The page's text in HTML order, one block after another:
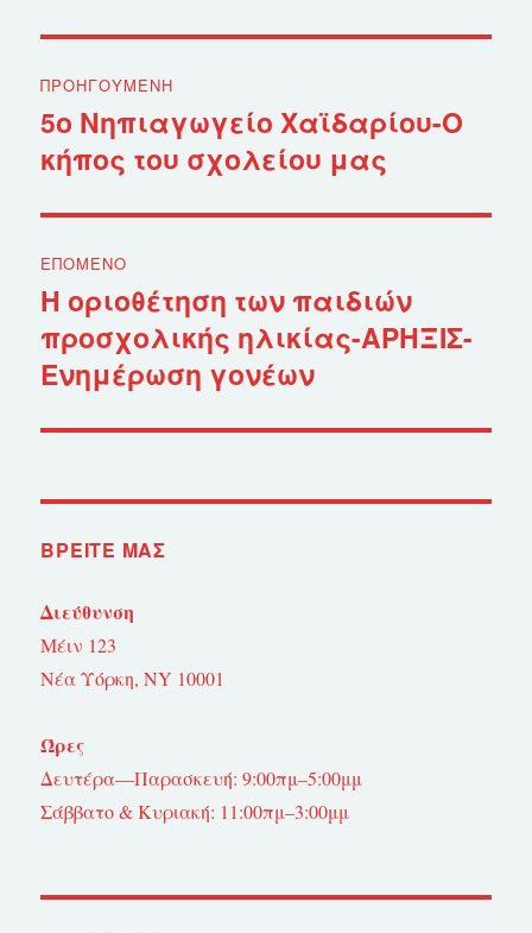
άρθρων
ΠΡΟΗΓΟΎΜΕΝΗ
Προηγούμενο
άρθρο:
5ο Νηπιαγωγείο Χαϊδαρίου-Ο
κήπος του σχολείου μας
ΕΠΌΜΕΝΟ
Επόμενο
άρθρο:
Η οριοθέτηση των παιδιών
προσχολικής ηλικίας-ΑΡΗΞΙΣ-
Ενημέρωση γονέων
ΒΡΕΊΤΕ ΜΑΣ
Διεύθυνση
Μέιν 123
Νέα Υόρκη, NY 10001
Ώρες
Δευτέρα—Παρασκευή: 9:00πμ–5:00μμ
Σάββατο & Κυριακή: 11:00πμ–3:00μμ